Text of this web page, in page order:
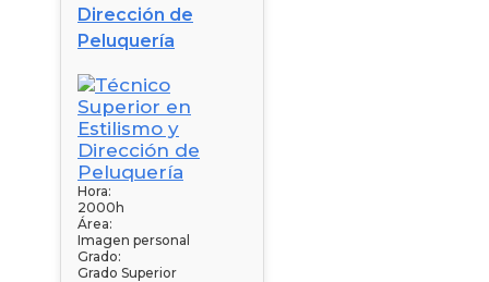
Dirección de
Peluquería
Hora:
2000h
Área:
Imagen personal
Grado:
Grado Superior